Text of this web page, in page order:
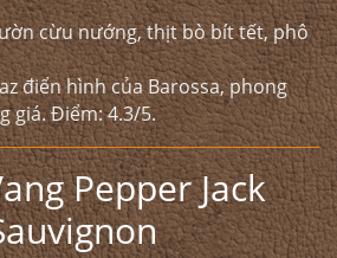
cừu nướng, thịt bò bít tết, phô
điển hình của Barossa, phong
giá. Điểm: 4.3/5.
Pepper Jack